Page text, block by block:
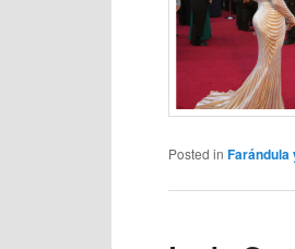
Posted in